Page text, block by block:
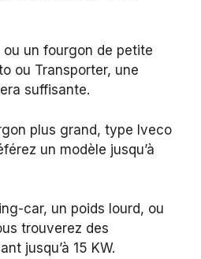
un fourgon de petite
ou Transporter, une
suffisante.
plus grand, type Iveco
un modèle jusqu’à
car, un poids lourd, ou
trouverez des
jusqu’à 15 KW.